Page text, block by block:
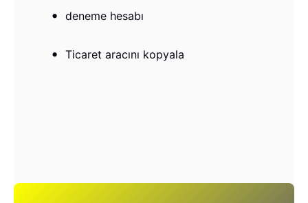
deneme hesabı
Ticaret aracını kopyala